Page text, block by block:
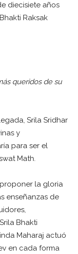
diecisiete años
Raksak
queridos de su
Srila Sridhar
y
para ser el
Math.
proponer la gloria
enseñanzas de
Bhakti
Maharaj actuó
en cada forma